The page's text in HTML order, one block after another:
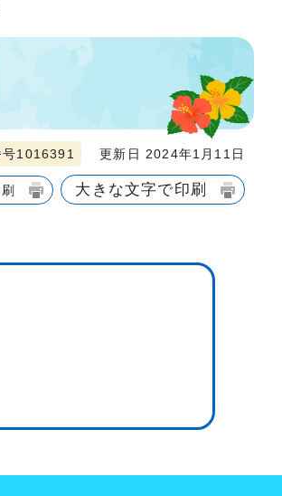
号1016391 更新日 2024年1月11日
大きな文字で印刷